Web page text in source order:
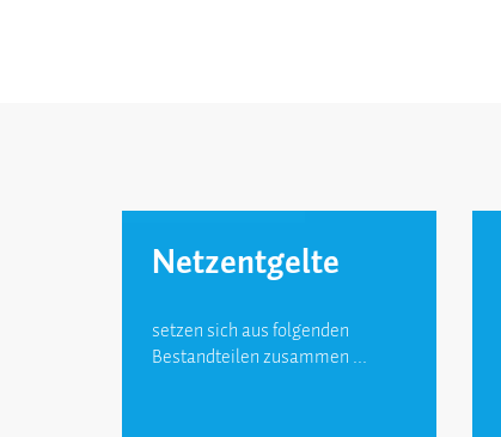
Netzentgelte
setzen sich aus folgenden
Bestandteilen zusammen ...